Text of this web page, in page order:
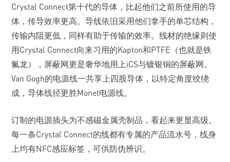
Crystal Connect第十代的导体，比起他们之前所使用的导
体，传导效率更高。导线依旧采用他们拿手的单芯结构，
传输内阻更低，同样有助于传输的效率。线材的绝缘则使
用Crystal Connect向来习用的Kapton和PTFE（也就是铁
氟龙），屏蔽网更是奢华地用上iCS与镀银铜的屏蔽网。
Van Gogh的电源线一共享上四股导体，以特定角度绞绕
成，导体线径更胜Monet电源线。
订制的电源插头为不感磁金属壳制品，看起来更显高级。
每一条Crystal Connect的线都有专属的产品流水号，线身
上均有NFC感应标签，可供防伪辨识。